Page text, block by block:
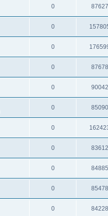
0 87627
0
0
0 87678
0 90042
0 85090
0
0 83612
0 84885
0 85478
0 84228